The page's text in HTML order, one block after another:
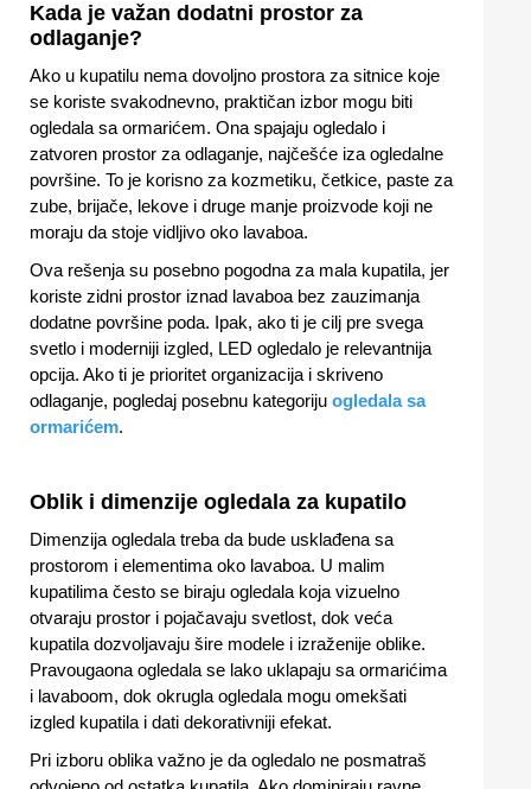
Kada je važan dodatni prostor za
odlaganje?
Ako u kupatilu nema dovoljno prostora za sitnice koje
se koriste svakodnevno, praktičan izbor mogu biti
ogledala sa ormarićem. Ona spajaju ogledalo i
zatvoren prostor za odlaganje, najčešće iza ogledalne
površine. To je korisno za kozmetiku, četkice, paste za
zube, brijače, lekove i druge manje proizvode koji ne
moraju da stoje vidljivo oko lavaboa.
Ova rešenja su posebno pogodna za mala kupatila, jer
koriste zidni prostor iznad lavaboa bez zauzimanja
dodatne površine poda. Ipak, ako ti je cilj pre svega
svetlo i moderniji izgled, LED ogledalo je relevantnija
opcija. Ako ti je prioritet organizacija i skriveno
odlaganje, pogledaj posebnu kategoriju ogledala sa
ormarićem.
Oblik i dimenzije ogledala za kupatilo
Dimenzija ogledala treba da bude usklađena sa
prostorom i elementima oko lavaboa. U malim
kupatilima često se biraju ogledala koja vizuelno
otvaraju prostor i pojačavaju svetlost, dok veća
kupatila dozvoljavaju šire modele i izraženije oblike.
Pravougaona ogledala se lako uklapaju sa ormarićima
i lavaboom, dok okrugla ogledala mogu omekšati
izgled kupatila i dati dekorativniji efekat.
Pri izboru oblika važno je da ogledalo ne posmatraš